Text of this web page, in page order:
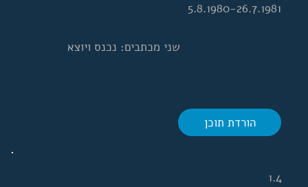
הורדת תוכן
שני מכתבים: נכנס ויוצא
5.8.1980-26.7.1981
1.4